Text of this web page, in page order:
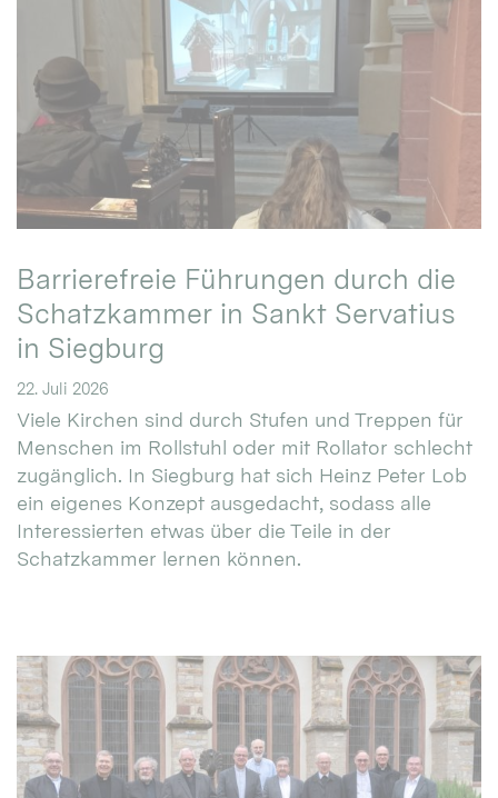
Barrierefreie Führungen durch die
Schatzkammer in Sankt Servatius
in Siegburg
22. Juli 2026
Viele Kirchen sind durch Stufen und Treppen für
Menschen im Rollstuhl oder mit Rollator schlecht
zugänglich. In Siegburg hat sich Heinz Peter Lob
ein eigenes Konzept ausgedacht, sodass alle
Interessierten etwas über die Teile in der
Schatzkammer lernen können.